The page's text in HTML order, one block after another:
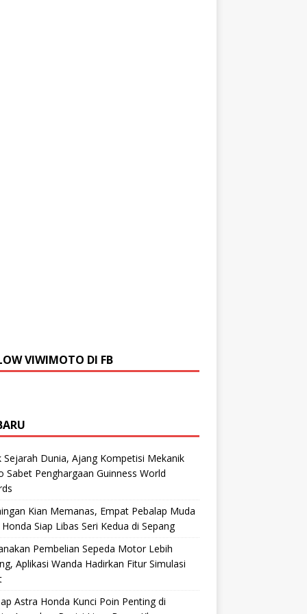
VIWIMOTO DI FB
Sejarah Dunia, Ajang Kompetisi Mekanik
Sabet Penghargaan Guinness World
Kian Memanas, Empat Pebalap Muda
Siap Libas Seri Kedua di Sepang
Pembelian Sepeda Motor Lebih
Aplikasi Wanda Hadirkan Fitur Simulasi
Astra Honda Kunci Poin Penting di